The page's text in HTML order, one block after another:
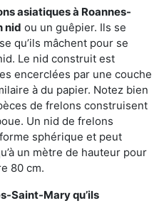
asiatiques à Roannes-
nid ou un guêpier. Ils se
qu’ils mâchent pour se
Le nid construit est
encerclées par une couche
à du papier. Notez bien
de frelons construisent
Un nid de frelons
sphérique et peut
un mètre de hauteur pour
80 cm.
Saint-Mary qu’ils